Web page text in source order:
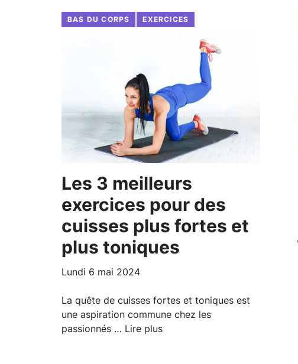
BAS DU CORPS EXERCICES
Les 3 meilleurs
exercices pour des
cuisses plus fortes et
plus toniques
lundi 6 mai 2024
La quête de cuisses fortes et toniques est
une aspiration commune chez les
passionnés … Lire plus